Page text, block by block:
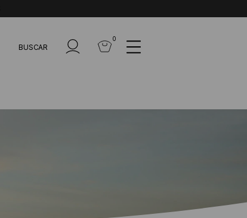
BUSCAR
0